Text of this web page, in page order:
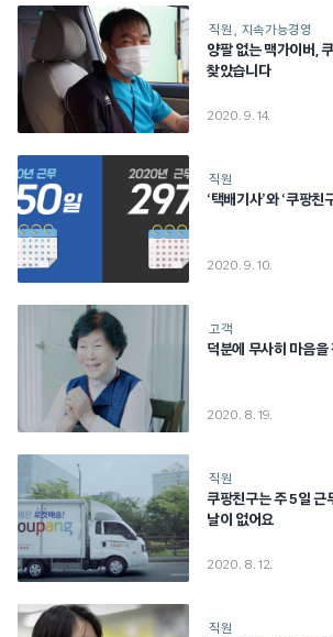
직원 지속가능경영
양팔 없는 맥가이버,
찾았습니다
2020. 9. 14.
직원
‘택배기사’와 ‘쿠팡친
2020. 9. 10.
고객
덕분에 무사히 마음을
2020. 8. 19.
직원
쿠팡친구는 주 5일 근
날이 없어요
2020. 8. 12.
직원